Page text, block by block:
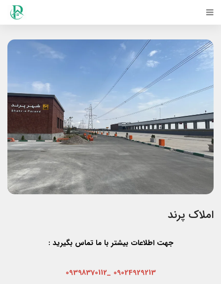
املاک پرند
جهت اطلاعات بیشتر با ما تماس بگیرید :
09024929213
_09398370112